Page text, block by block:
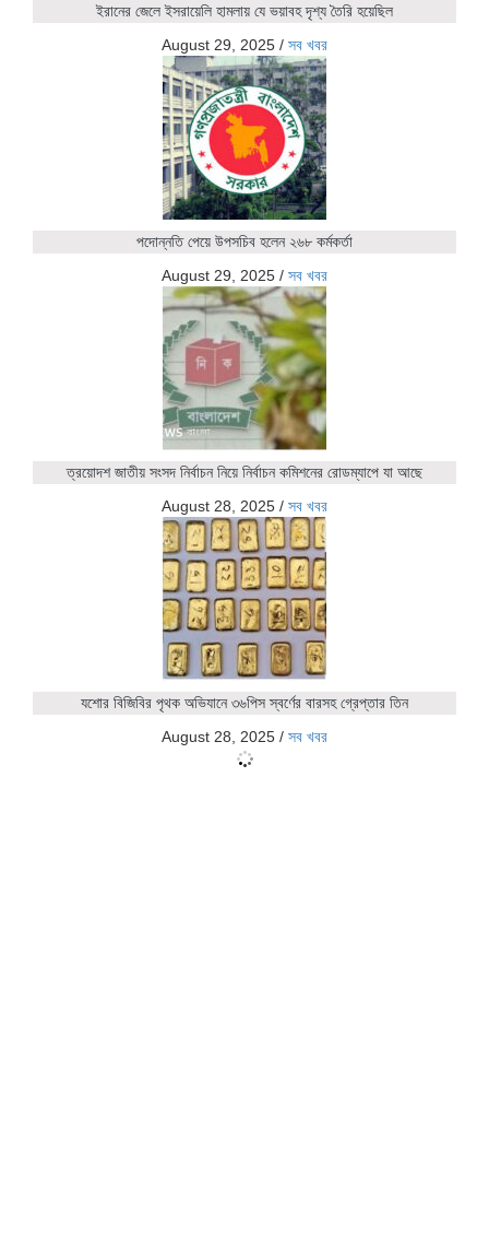
ইরানের জেলে ইসরায়েলি হামলায় যে ভয়াবহ দৃশ্য তৈরি হয়েছিল
August 29, 2025 / সব খবর
পদোন্নতি পেয়ে উপসচিব হলেন ২৬৮ কর্মকর্তা
August 29, 2025 / সব খবর
ত্রয়োদশ জাতীয় সংসদ নির্বাচন নিয়ে নির্বাচন কমিশনের রোডম্যাপে যা আছে
August 28, 2025 / সব খবর
যশোর বিজিবির পৃথক অভিযানে ৩৬পিস স্বর্ণের বারসহ গ্রেপ্তার তিন
August 28, 2025 / সব খবর